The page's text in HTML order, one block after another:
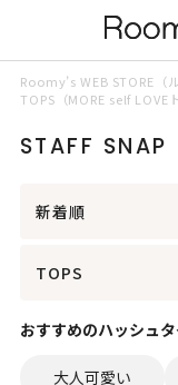
Roomy’s WEB STORE（
TOPS（MORE self LOVE
STAFF SNAP
新着順
TOPS
おすすめのハッシュ
大人可愛い